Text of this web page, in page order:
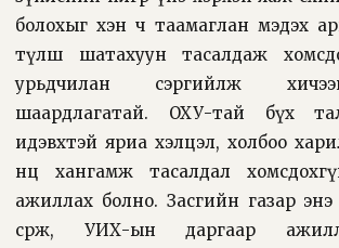
болохыг хэн ч таамаглан мэдэх
түлш шатахуун тасалдаж
урьдчилан сэргийлж
шаардлагатай. ОХУ-тай бүх
идэвхтэй яриа хэлцэл, холбоо
нөөц хангамж тасалдал
ажиллах болно. Засгийн газар энэ
сөрж, УИХ-ын даргаар